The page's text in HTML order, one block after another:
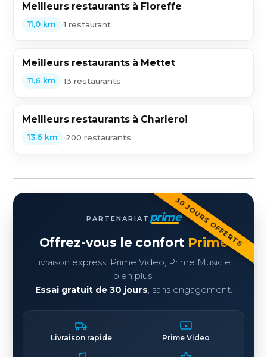
Meilleurs restaurants à Floreffe
11,0 km •1 restaurant
Meilleurs restaurants à Mettet
11,6 km •13 restaurants
Meilleurs restaurants à Charleroi
13,6 km •200 restaurants
30 JOURS OFFERTS
PARTENARIAT prime
Offrez-vous le confort Prime
Livraison express, Prime Video, Prime Music et
bien plus.
Essai gratuit de 30 jours, sans engagement.
Livraison rapide Prime Video